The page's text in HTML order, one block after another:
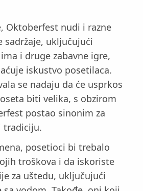
Oktoberfest nudi i razne
sadržaje, uključujući
i druge zabavne igre,
iskustvo posetilaca.
se nadaju da će usprkos
biti velika, s obzirom
postao sinonim za
tradiciju.
posetioci bi trebalo
troškova i da iskoriste
za uštedu, uključujući